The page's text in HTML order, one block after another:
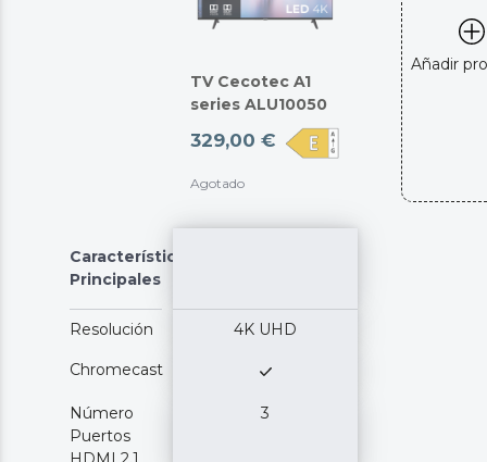
TV Cecotec A1
series ALU10050
329,00 €
Agotado
Añadir
Características
Principales
Resolución 4K UHD
Chromecast
Número
Puertos
3